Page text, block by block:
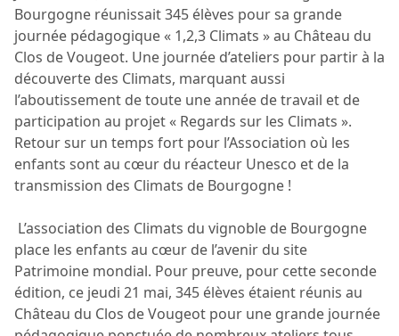
Bourgogne réunissait 345 élèves pour sa grande
journée pédagogique « 1,2,3 Climats » au Château du
Clos de Vougeot. Une journée d’ateliers pour partir à la
découverte des Climats, marquant aussi
l’aboutissement de toute une année de travail et de
participation au projet « Regards sur les Climats ».
Retour sur un temps fort pour l’Association où les
enfants sont au cœur du réacteur Unesco et de la
transmission des Climats de Bourgogne !
L’association des Climats du vignoble de Bourgogne
place les enfants au cœur de l’avenir du site
Patrimoine mondial. Pour preuve, pour cette seconde
édition, ce jeudi 21 mai, 345 élèves étaient réunis au
Château du Clos de Vougeot pour une grande journée